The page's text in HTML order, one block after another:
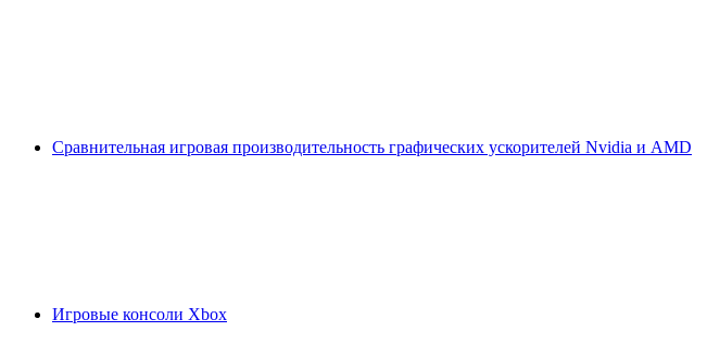
Сравнительная игровая производительность графических ускорителей Nvidia и AMD
Игровые консоли Xbox